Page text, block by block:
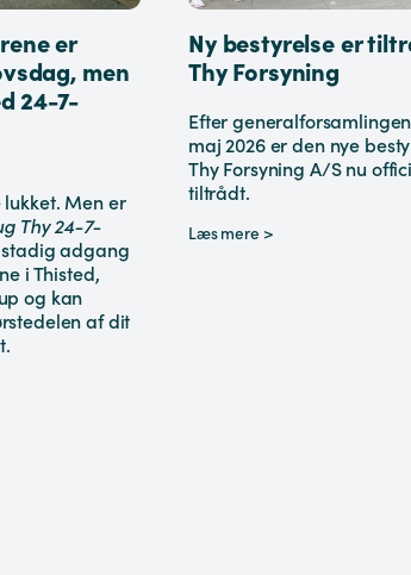
er
men
24-7-
Men er
Thy 24-7-
adgang
i Thisted,
og kan
af dit
Ny bestyrelse er
Thy Forsyning
Efter generalforsamlingen
maj 2026 er den nye
Thy Forsyning A/S nu
tiltrådt.
Læs mere >